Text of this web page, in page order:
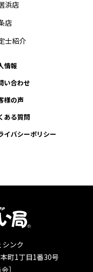
浜店
店
士紹介
情報
い合わせ
様の声
ある質問
イバシーポリシー
ンク
町1丁目1番30号
］